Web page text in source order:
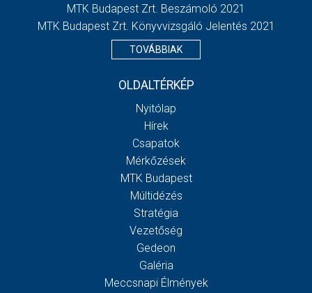
MTK Budapest Zrt. Beszámoló 2021
MTK Budapest Zrt. Könyvvizsgáló Jelentés 2021
TOVÁBBIAK
OLDALTÉRKÉP
Nyitólap
Hírek
Csapatok
Mérkőzések
MTK Budapest
Múltidézés
Stratégia
Vezetőség
Gedeon
Galéria
Meccsnapi Élmények